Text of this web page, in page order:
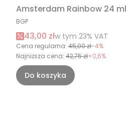
Amsterdam Rainbow 24 ml
PRODUCENT
BGP
Cena promocyjna brutto
43,00 złw tym %s VAT
w tym 23% VAT
Cena regularna: 45,00 zł-4%
Najniższa cena: 42,75 zł+0,6%
Do koszyka